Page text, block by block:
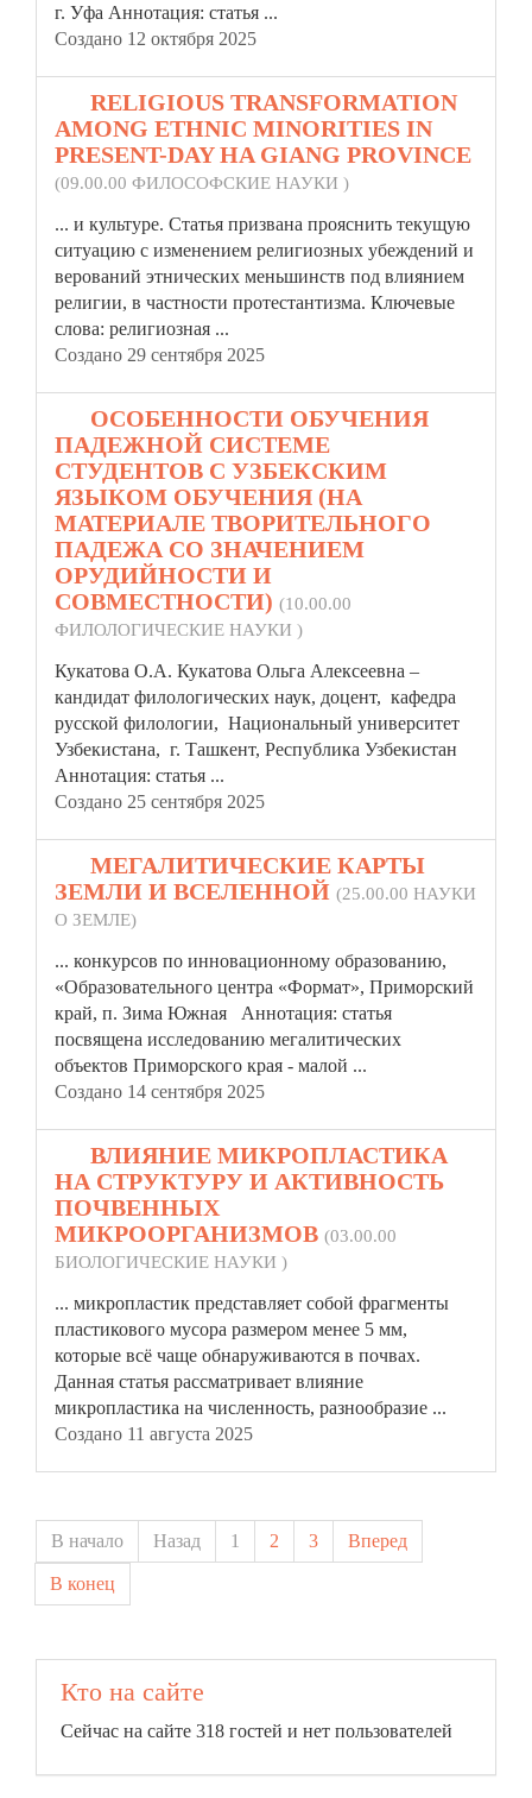
г. Уфа Аннотация: статья ...
Создано 12 октября 2025
RELIGIOUS TRANSFORMATION
AMONG ETHNIC MINORITIES IN
PRESENT-DAY HA GIANG PROVINCE
(09.00.00 ФИЛОСОФСКИЕ НАУКИ )
... и культуре. Статья призвана прояснить текущую
ситуацию с изменением религиозных убеждений и
верований этнических меньшинств под влиянием
религии, в частности протестантизма. Ключевые
слова: религиозная ...
Создано 29 сентября 2025
ОСОБЕННОСТИ ОБУЧЕНИЯ
ПАДЕЖНОЙ СИСТЕМЕ
СТУДЕНТОВ С УЗБЕКСКИМ
ЯЗЫКОМ ОБУЧЕНИЯ (НА
МАТЕРИАЛЕ ТВОРИТЕЛЬНОГО
ПАДЕЖА СО ЗНАЧЕНИЕМ
ОРУДИЙНОСТИ И
СОВМЕСТНОСТИ) (10.00.00
ФИЛОЛОГИЧЕСКИЕ НАУКИ )
Кукатова О.А. Кукатова Ольга Алексеевна –
кандидат филологических наук, доцент, кафедра
русской филологии, Национальный университет
Узбекистана, г. Ташкент, Республика Узбекистан
Аннотация: статья ...
Создано 25 сентября 2025
МЕГАЛИТИЧЕСКИЕ КАРТЫ
ЗЕМЛИ И ВСЕЛЕННОЙ (25.00.00 НАУКИ
О ЗЕМЛЕ)
... конкурсов по инновационному образованию,
«Образовательного центра «Формат», Приморский
край, п. Зима Южная Аннотация: статья
посвящена исследованию мегалитических
объектов Приморского края - малой ...
Создано 14 сентября 2025
ВЛИЯНИЕ МИКРОПЛАСТИКА
НА СТРУКТУРУ И АКТИВНОСТЬ
ПОЧВЕННЫХ
МИКРООРГАНИЗМОВ (03.00.00
БИОЛОГИЧЕСКИЕ НАУКИ )
... микропластик представляет собой фрагменты
пластикового мусора размером менее 5 мм,
которые всё чаще обнаруживаются в почвах.
Данная статья рассматривает влияние
микропластика на численность, разнообразие ...
Создано 11 августа 2025
В начало Назад 1 2 3 Вперед
В конец
Кто на сайте
Сейчас на сайте 318 гостей и нет пользователей